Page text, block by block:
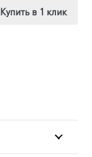
Купить в 1 клик